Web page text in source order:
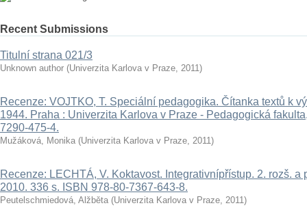
Recent Submissions
Titulní strana 021/3
Unknown author (Univerzita Karlova v Praze, 2011)
Recenze: VOJTKO, T. Speciální pedagogika. Čítanka textů k
1944. Praha : Univerzita Karlova v Praze - Pedagogická
7290-475-4.
Mužáková, Monika (Univerzita Karlova v Praze, 2011)
Recenze: LECHTÁ, V. Koktavost. Integrativnípřístup. 2. rozš. a
2010. 336 s. ISBN 978-80-7367-643-8.
Peutelschmiedová, Alžběta (Univerzita Karlova v Praze, 2011)